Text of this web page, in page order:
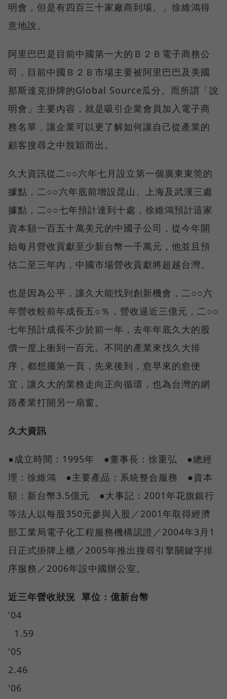
明會，但是有四百三十家廠商到場。」徐維鴻得
意地說。
阿里巴巴是目前中國第一大的Ｂ２Ｂ電子商務公
司，目前中國Ｂ２Ｂ市場主要被阿里巴巴及美國
那斯達克掛牌的Global Source瓜分。而所謂「說
明會」主要內容，就是吸引企業會員加入電子商
務名單，讓企業可以更了解如何讓自己從產業的
顧客搜尋之中脫穎而出。
久大資訊從二○○六年七月設立第一個廣東東筦的
據點，二○○六年底前增設昆山、上海及武漢三處
據點，二○○七年預計達到十處，徐維鴻預計這家
資本額一百五十萬美元的中國子公司，從今年開
始每月營收貢獻至少新台幣一千萬元，他並且預
估二至三年內，中國市場營收貢獻將超越台灣。
也是因為公平，讓久大能找到創新機會，二○○六
年營收較前年成長五○％，營收逼近三億元，二○○
七年預計成長不少於前一年，去年年底久大的股
價一度上衝到一百元。不同的產業來找久大排
序，都想擺第一頁，先來後到，愈早來的愈便
宜，讓久大的業務走向正向循環，也為台灣的網
路產業打開另一扇窗。
久大資訊
●成立時間：1995年 ●董事長：徐重弘 ●總經
理：徐維鴻 ●主要產品：系統整合服務 ●資本
額：新台幣3.5億元 ●大事記：2001年花旗銀行
等法人以每股350元參與入股／2001年取得經濟
部工業局電子化工程服務機構認證／2004年3月1
日正式掛牌上櫃／2005年推出搜尋引擎關鍵字排
序服務／2006年設中國辦公室。
近三年營收狀況 單位：億新台幣
'04
1.59
'05
2.46
'06